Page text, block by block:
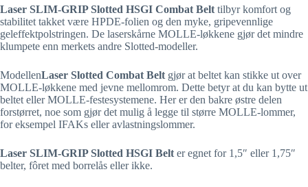
Laser SLIM-GRIP Slotted HSGI Combat Belt tilbyr komfort og
stabilitet takket være HPDE-folien og den myke, gripevennlige
geleffektpolstringen. De laserskårne MOLLE-løkkene gjør det mindre
klumpete enn merkets andre Slotted-modeller.
ModellenLaser Slotted Combat Belt gjør at beltet kan stikke ut over
MOLLE-løkkene med jevne mellomrom. Dette betyr at du kan bytte ut
beltet eller MOLLE-festesystemene. Her er den bakre østre delen
forstørret, noe som gjør det mulig å legge til større MOLLE-lommer,
for eksempel IFAKs eller avlastningslommer.
Laser SLIM-GRIP Slotted HSGI Belt er egnet for 1,5″ eller 1,75″
belter, fôret med borrelås eller ikke.